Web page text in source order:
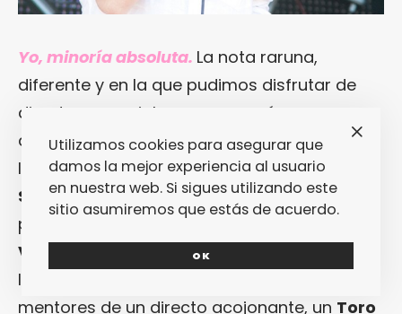
Yo, minoría absoluta. La nota raruna,
diferente y en la que pudimos disfrutar de
directos especiales, conocer géneros
difíciles de hincarle el diente o rememorar
legados eternos ha sido por parte deSouth
San Gabriel(a.k.a.Centro-Matic) en su
particular tributo al cancionero del fallecido
Vic Chensutt
en un formato acústico donde
la minuciosidad y la acústica eran los
mentores de un directo acojonante, un Toro
Utilizamos cookies para asegurar que
damos la mejor experiencia al usuario
en nuestra web. Si sigues utilizando este
sitio asumiremos que estás de acuerdo.
OK